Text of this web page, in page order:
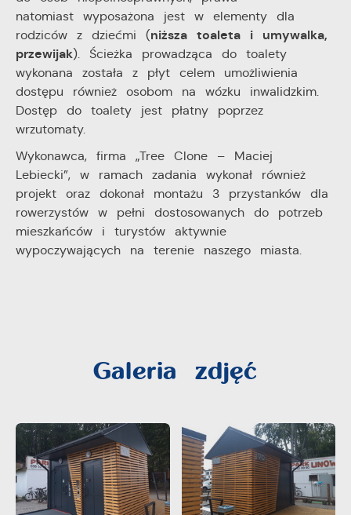
natomiast wyposażona jest w elementy dla
rodziców z dziećmi (niższa toaleta i umywalka,
przewijak). Ścieżka prowadząca do toalety
wykonana została z płyt celem umożliwienia
dostępu również osobom na wózku inwalidzkim.
Dostęp do toalety jest płatny poprzez
wrzutomaty.
Wykonawca, firma „Tree Clone – Maciej
Lebiecki”, w ramach zadania wykonał również
projekt oraz dokonał montażu 3 przystanków dla
rowerzystów w pełni dostosowanych do potrzeb
mieszkańców i turystów aktywnie
wypoczywających na terenie naszego miasta.
Galeria zdjęć